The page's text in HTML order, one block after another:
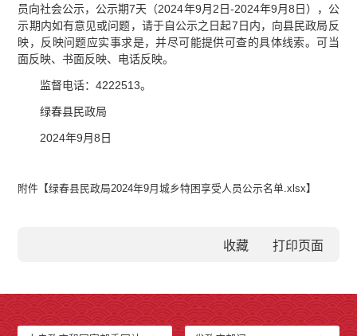
员向社会公示，公示期7天（2024年9月2日-2024年9月8日），公
示期内如有意见或问题，请于自公示之日起7日内，向县民政局反
映，反映问题应实事求是，并尽可能提供可查的具体线索。可当
面反映、书面反映、电话反映。
监督电话：4222513。
绿春县民政局
2024年9月8日
附件【绿春县民政局2024年9月城乡特困享受人员公示名单.xlsx】
收藏